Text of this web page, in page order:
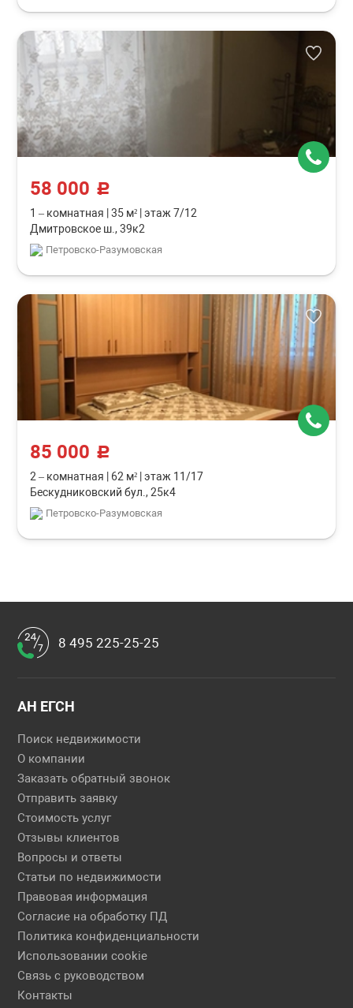
58 000 c
1 – комнатная 35 м² этаж 7/12
Дмитровское ш., 39к2
Петровско-Разумовская
85 000 c
2 – комнатная 62 м² этаж 11/17
Бескудниковский бул., 25к4
Петровско-Разумовская
8 495 225-25-25
АН ЕГСН
Поиск недвижимости
О компании
Заказать обратный звонок
Отправить заявку
Стоимость услуг
Отзывы клиентов
Вопросы и ответы
Статьи по недвижимости
Правовая информация
Согласие на обработку ПД
Политика конфиденциальности
Использовании cookie
Связь с руководством
Контакты